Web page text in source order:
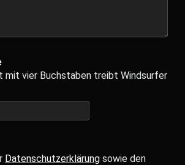
mit vier Buchstaben treibt Windsurfer
Datenschutzerklärung sowie den